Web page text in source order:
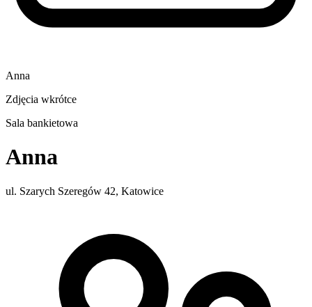
Anna
Zdjęcia wkrótce
Sala bankietowa
Anna
ul. Szarych Szeregów 42, Katowice